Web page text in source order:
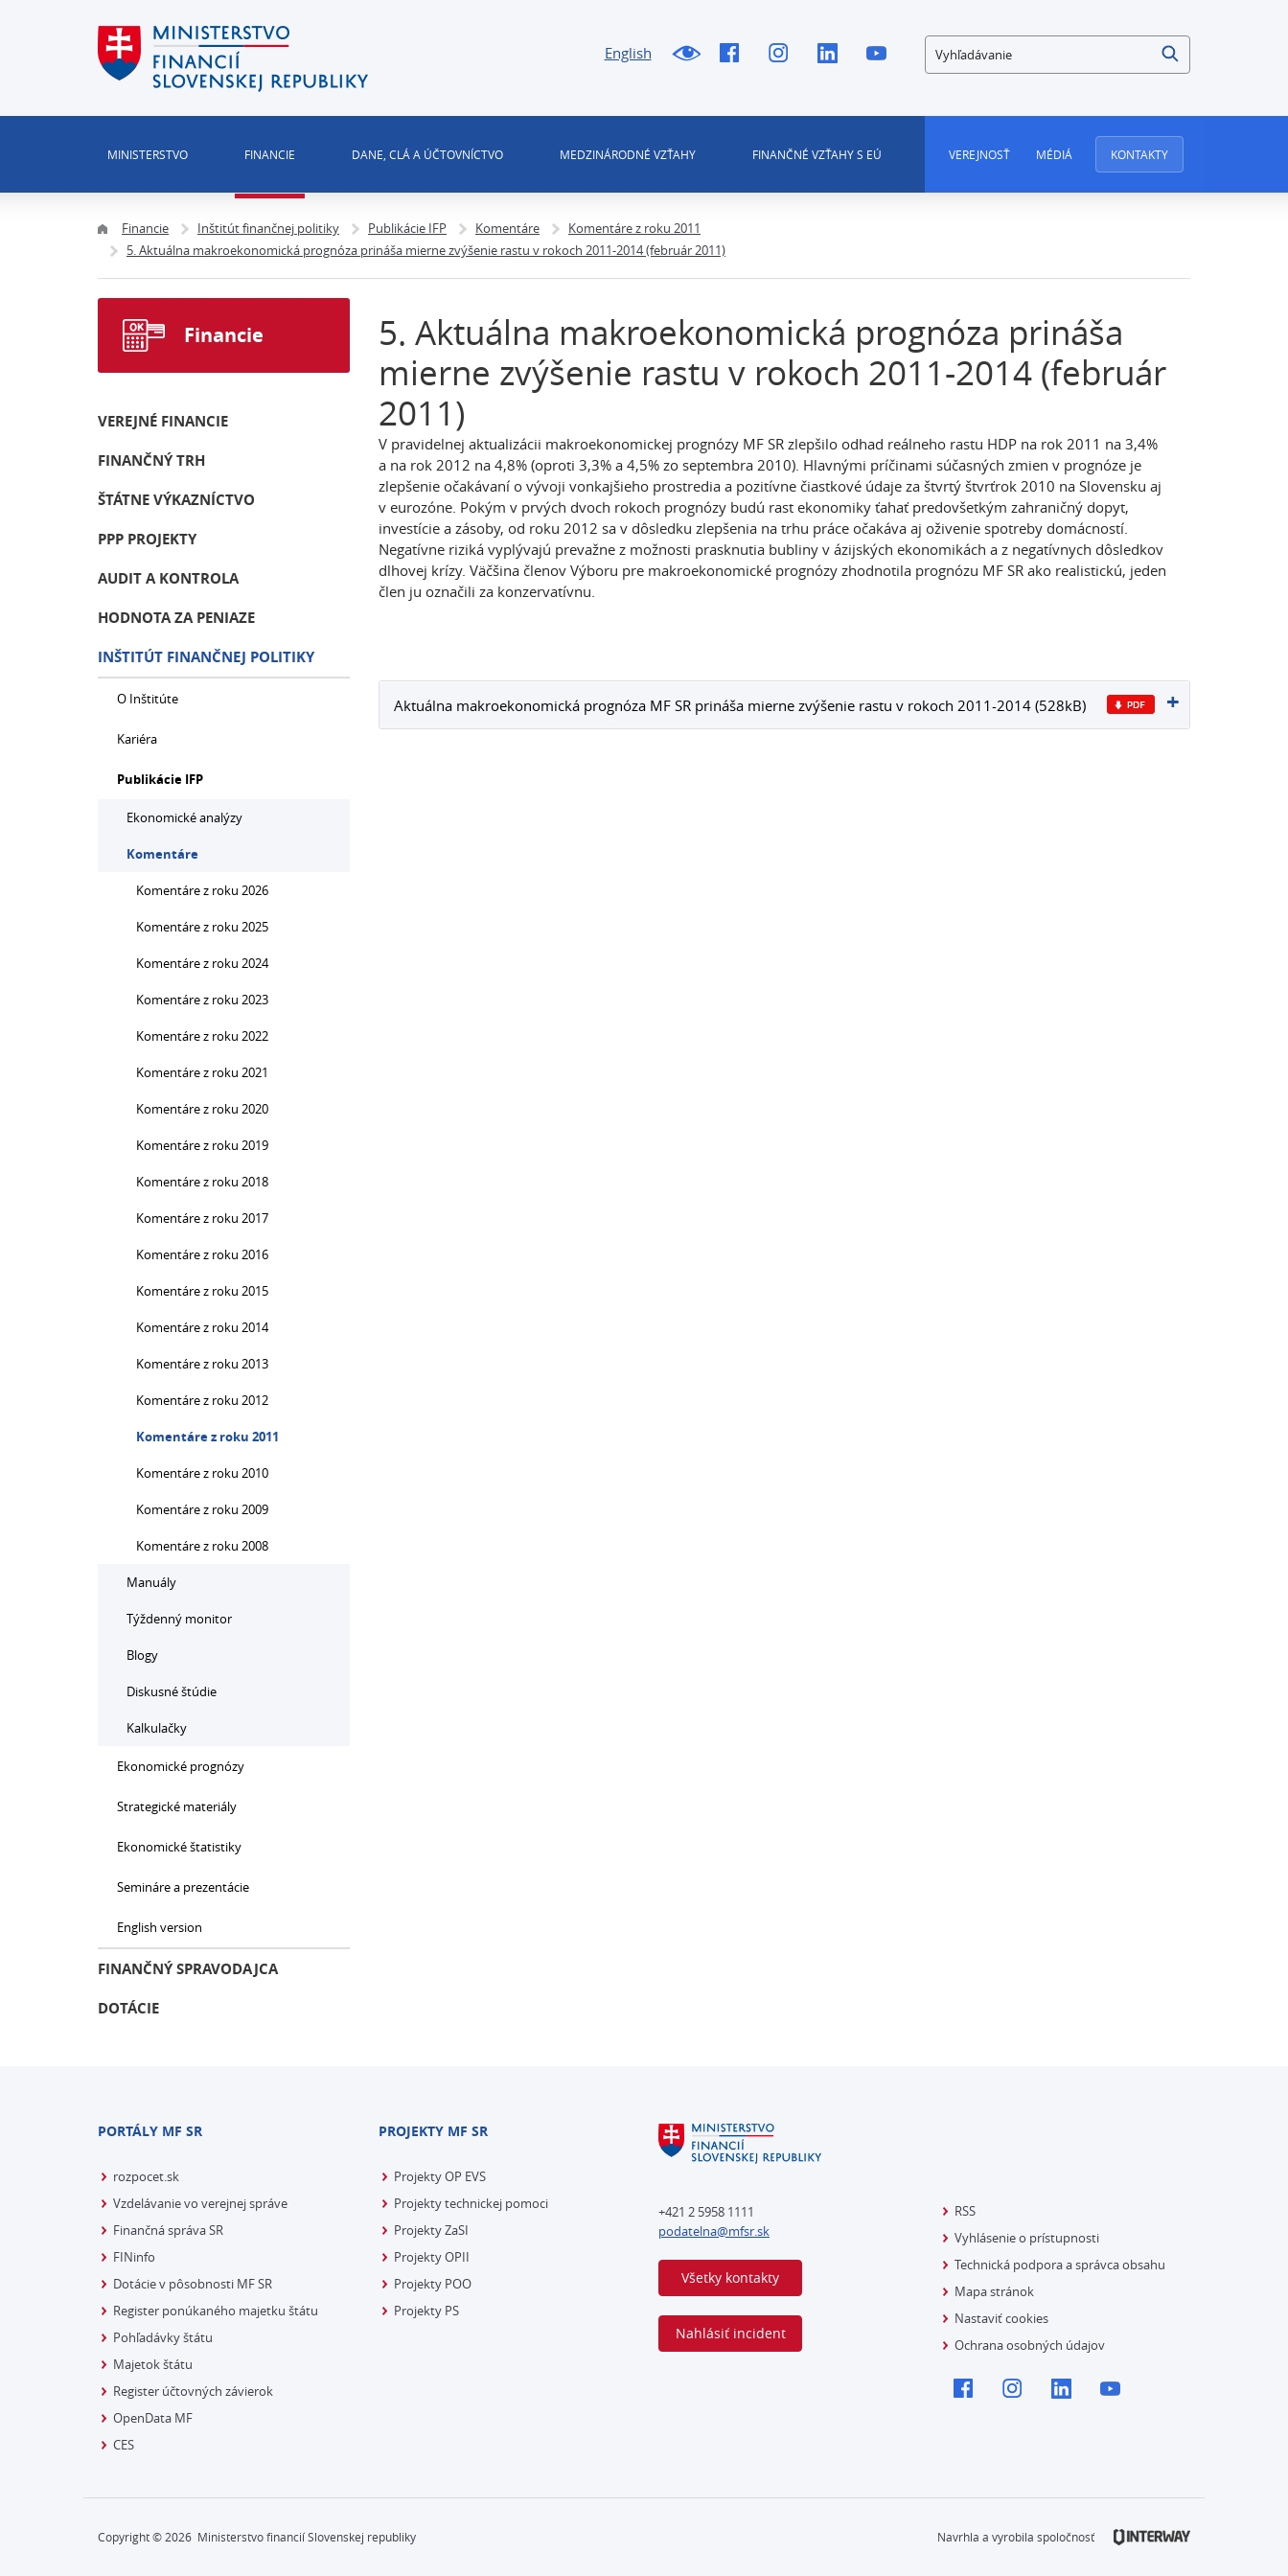
English Vyhľadávanie
MINISTERSTVO FINANCIE DANE, CLÁ A ÚČTOVNÍCTVO MEDZINÁRODNÉ VZŤAHY FINANČNÉ VZŤAHY S EÚ VEREJNOSŤ MÉDIÁ KONTAKTY
Financie Inštitút finančnej politiky Publikácie IFP Komentáre
Komentáre z roku 2011
5. Aktuálna makroekonomická prognóza prináša mierne zvýšenie rastu v rokoch 2011-2014 (február 2011)
5. Aktuálna makroekonomická prognóza prináša
mierne zvýšenie rastu v rokoch 2011-2014 (február
2011)
V pravidelnej aktualizácii makroekonomickej prognózy MF SR zlepšilo odhad reálneho rastu HDP na rok 2011 na 3,4%
a na rok 2012 na 4,8% (oproti 3,3% a 4,5% zo septembra 2010). Hlavnými príčinami súčasných zmien v prognóze je
zlepšenie očakávaní o vývoji vonkajšieho prostredia a pozitívne čiastkové údaje za štvrtý štvrťrok 2010 na Slovensku aj
v eurozóne. Pokým v prvých dvoch rokoch prognózy budú rast ekonomiky ťahať predovšetkým zahraničný dopyt,
investície a zásoby, od roku 2012 sa v dôsledku zlepšenia na trhu práce očakáva aj oživenie spotreby domácností.
Negatívne riziká vyplývajú prevažne z možnosti prasknutia bubliny v ázijských ekonomikách a z negatívnych dôsledkov
dlhovej krízy. Väčšina členov Výboru pre makroekonomické prognózy zhodnotila prognózu MF SR ako realistickú, jeden
člen ju označili za konzervatívnu.
Aktuálna makroekonomická prognóza MF SR prináša mierne zvýšenie rastu v rokoch 2011-2014 (528kB)
Financie
VEREJNÉ FINANCIE
FINANČNÝ TRH
ŠTÁTNE VÝKAZNÍCTVO
PPP PROJEKTY
AUDIT A KONTROLA
HODNOTA ZA PENIAZE
INŠTITÚT FINANČNEJ POLITIKY
O Inštitúte
Kariéra
Publikácie IFP
Ekonomické analýzy
Komentáre
Komentáre z roku 2026
Komentáre z roku 2025
Komentáre z roku 2024
Komentáre z roku 2023
Komentáre z roku 2022
Komentáre z roku 2021
Komentáre z roku 2020
Komentáre z roku 2019
Komentáre z roku 2018
Komentáre z roku 2017
Komentáre z roku 2016
Komentáre z roku 2015
Komentáre z roku 2014
Komentáre z roku 2013
Komentáre z roku 2012
Komentáre z roku 2011
Komentáre z roku 2010
Komentáre z roku 2009
Komentáre z roku 2008
Manuály
Týždenný monitor
Blogy
Diskusné štúdie
Kalkulačky
Ekonomické prognózy
Strategické materiály
Ekonomické štatistiky
Semináre a prezentácie
English version
FINANČNÝ SPRAVODAJCA
DOTÁCIE
PORTÁLY MF SR
rozpocet.sk
Vzdelávanie vo verejnej správe
Finančná správa SR
FINinfo
Dotácie v pôsobnosti MF SR
Register ponúkaného majetku štátu
Pohľadávky štátu
Majetok štátu
Register účtovných závierok
OpenData MF
CES
PROJEKTY MF SR
Projekty OP EVS
Projekty technickej pomoci
Projekty ZaSI
Projekty OPII
Projekty POO
Projekty PS
+421 2 5958 1111
podatelna@mfsr.sk
Všetky kontakty
Nahlásiť incident
RSS
Vyhlásenie o prístupnosti
Technická podpora a správca obsahu
Mapa stránok
Nastaviť cookies
Ochrana osobných údajov
Copyright © 2026 Ministerstvo financií Slovenskej republiky Navrhla a vyrobila spoločnosť